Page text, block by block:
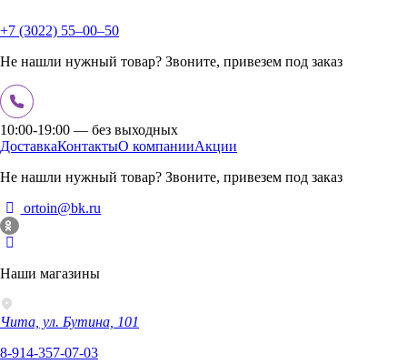
+7 (3022) 55‒00‒50
Не нашли нужный товар? Звоните, привезем под заказ
10:00-19:00 — без выходных
ДоставкаКонтактыО компанииАкции
Не нашли нужный товар? Звоните, привезем под заказ
ortoin@bk.ru
Наши магазины
Чита, ул. Бутина, 101
8-914-357-07-03